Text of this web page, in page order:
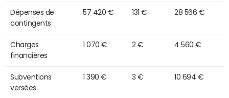
Dépenses de
contingents
57 420 € 131 € 28 566 €
Charges
financières
1 070 € 2 € 4 560 €
Subventions
versées
1 390 € 3 € 10 694 €